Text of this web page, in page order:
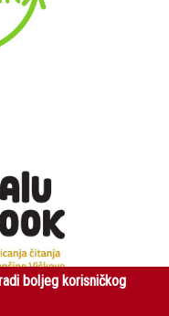
boljeg korisničkog